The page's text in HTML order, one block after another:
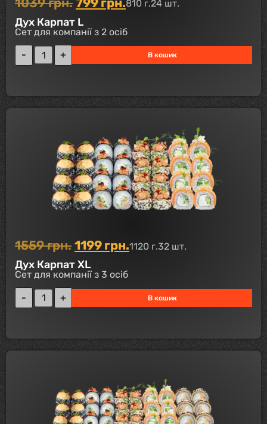
810 г.24 шт.
Дух Карпат L
Сет для компанії з 2 осіб
В кошик
1559грн. 1199 грн.1120 г.32 шт.
Дух Карпат XL
Сет для компанії з 3 осіб
В кошик